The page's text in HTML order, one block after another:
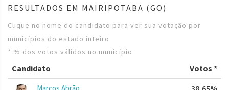
RESULTADOS EM MAIRIPOTABA (GO)
Clique no nome do candidato para ver sua votação por
municípios do estado inteiro
* % dos votos válidos no município
Candidato Votos *